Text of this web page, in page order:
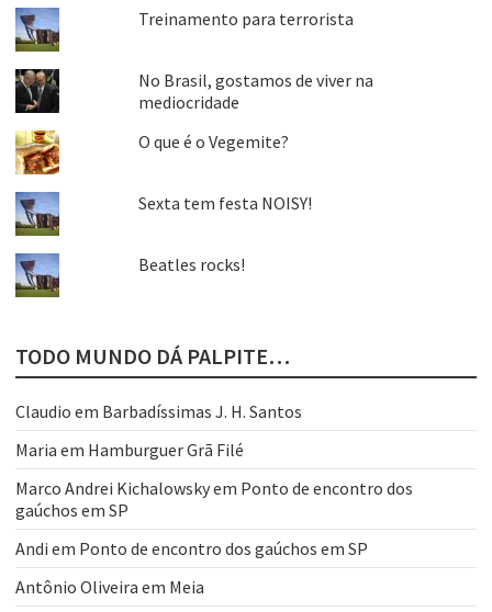
Treinamento para terrorista
No Brasil, gostamos de viver na
mediocridade
O que é o Vegemite?
Sexta tem festa NOISY!
Beatles rocks!
TODO MUNDO DÁ PALPITE…
Claudio em Barbadíssimas J. H. Santos
Maria em Hamburguer Grã Filé
Marco Andrei Kichalowskyem Ponto de encontro dos
gaúchos em SP
Andi em Ponto de encontro dos gaúchos em SP
Antônio Oliveira em Meia